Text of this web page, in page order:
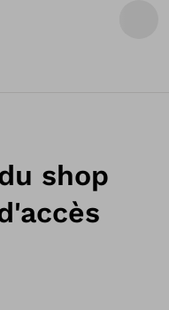
shop